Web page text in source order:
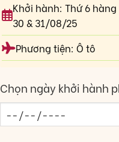
Khởi hành: Thứ 6
30 & 31/08/25
Phương tiện: Ô tô
Chọn ngày khởi hành